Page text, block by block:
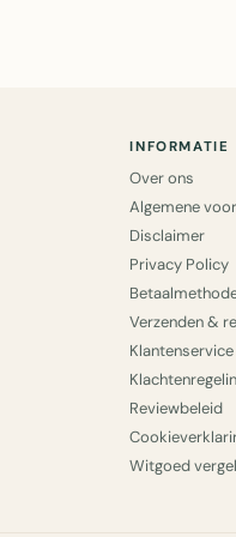
INFORMATIE
Over ons
Algemene
Disclaimer
Privacy Policy
Verzenden &
Klantenservice
Reviewbeleid
Witgoed